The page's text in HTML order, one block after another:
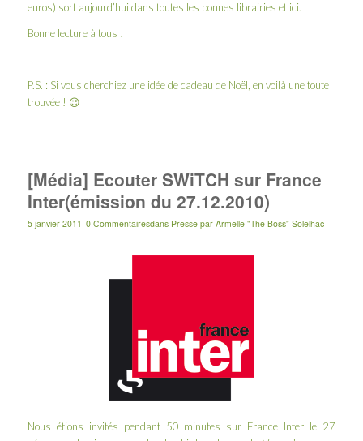
euros) sort aujourd’hui dans toutes les bonnes librairies et ici.
Bonne lecture à tous !
P.S. : Si vous cherchiez une idée de cadeau de Noël, en voilà une toute
trouvée ! 😉
[Média] Ecouter SWiTCH sur France
Inter(émission du 27.12.2010)
5 janvier 2011 0 Commentairesdans Presse par Armelle "The Boss" Solelhac
Nous étions invités pendant 50 minutes sur France Inter le 27